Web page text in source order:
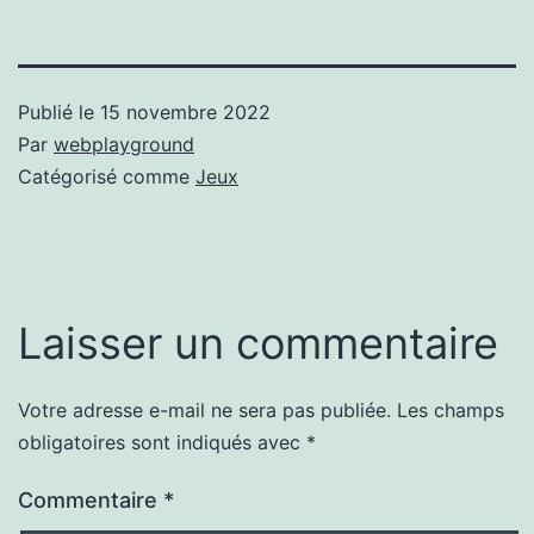
Publié le 15 novembre 2022
Par webplayground
Catégorisé comme Jeux
Laisser un commentaire
Votre adresse e-mail ne sera pas publiée. Les champs
obligatoires sont indiqués avec *
Commentaire *